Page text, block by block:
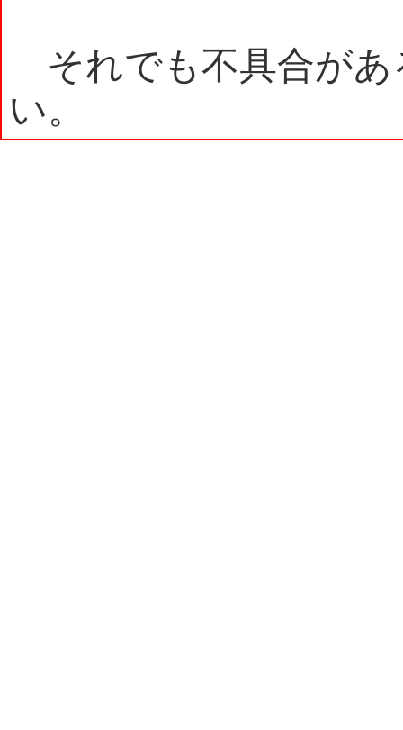
それでも不具合があ
い。